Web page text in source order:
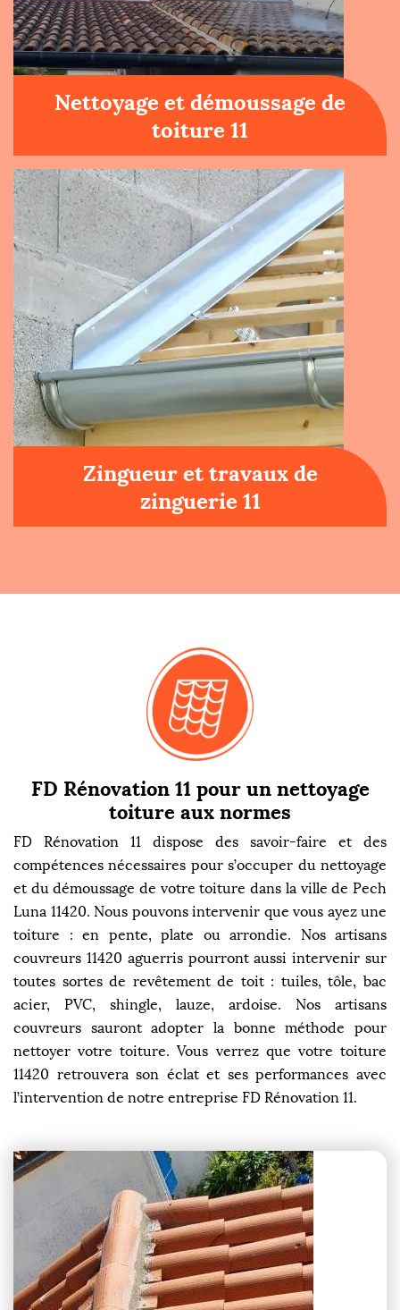
Nettoyage et démoussage de
toiture 11
Zingueur et travaux de
zinguerie 11
FD Rénovation 11 pour un nettoyage
toiture aux normes
FD Rénovation 11 dispose des savoir-faire et des
compétences nécessaires pour s’occuper du nettoyage
et du démoussage de votre toiture dans la ville de Pech
Luna 11420. Nous pouvons intervenir que vous ayez une
toiture : en pente, plate ou arrondie. Nos artisans
couvreurs 11420 aguerris pourront aussi intervenir sur
toutes sortes de revêtement de toit : tuiles, tôle, bac
acier, PVC, shingle, lauze, ardoise. Nos artisans
couvreurs sauront adopter la bonne méthode pour
nettoyer votre toiture. Vous verrez que votre toiture
11420 retrouvera son éclat et ses performances avec
l’intervention de notre entreprise FD Rénovation 11.